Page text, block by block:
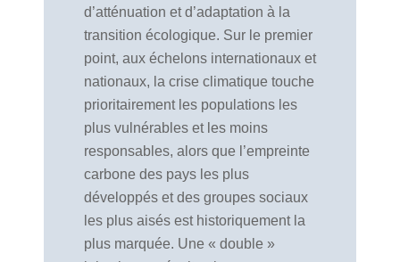
d’atténuation et d’adaptation à la
transition écologique. Sur le premier
point, aux échelons internationaux et
nationaux, la crise climatique touche
prioritairement les populations les
plus vulnérables et les moins
responsables, alors que l’empreinte
carbone des pays les plus
développés et des groupes sociaux
les plus aisés est historiquement la
plus marquée. Une « double »